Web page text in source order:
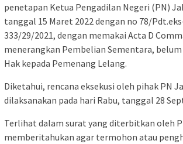
penetapan Ketua Pengadilan Negeri (PN)
tanggal 15 Maret 2022 dengan no 78/
333/29/2021, dengan memakai Acta D
menerangkan Pembelian Sementara,
Hak kepada Pemenang Lelang.
Diketahui, rencana eksekusi oleh pihak PN
dilaksanakan pada hari Rabu, tanggal 28
Terlihat dalam surat yang diterbitkan oleh
memberitahukan agar termohon atau